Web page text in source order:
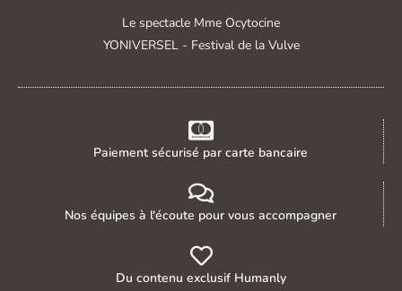
Le spectacle Mme Ocytocine
YONIVERSEL - Festival de la Vulve
Paiement sécurisé par carte bancaire
Nos équipes à l'écoute pour vous accompagner
Du contenu exclusif Humanly